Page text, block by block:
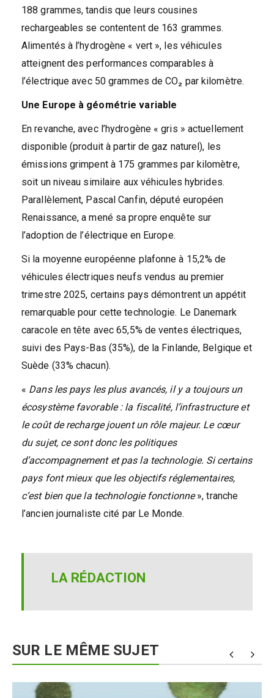
188 grammes, tandis que leurs cousines
rechargeables se contentent de 163 grammes.
Alimentés à l’hydrogène « vert », les véhicules
atteignent des performances comparables à
l’électrique avec 50 grammes de CO₂ par kilomètre.
Une Europe à géométrie variable
En revanche, avec l’hydrogène « gris » actuellement
disponible (produit à partir de gaz naturel), les
émissions grimpent à 175 grammes par kilomètre,
soit un niveau similaire aux véhicules hybrides.
Parallèlement, Pascal Canfin, député européen
Renaissance, a mené sa propre enquête sur
l’adoption de l’électrique en Europe.
Si la moyenne européenne plafonne à 15,2% de
véhicules électriques neufs vendus au premier
trimestre 2025, certains pays démontrent un appétit
remarquable pour cette technologie. Le Danemark
caracole en tête avec 65,5% de ventes électriques,
suivi des Pays-Bas (35%), de la Finlande, Belgique et
Suède (33% chacun).
« Dans les pays les plus avancés, il y a toujours un
écosystème favorable : la fiscalité, l’infrastructure et
le coût de recharge jouent un rôle majeur. Le cœur
du sujet, ce sont donc les politiques
d’accompagnement et pas la technologie. Si certains
pays font mieux que les objectifs réglementaires,
c’est bien que la technologie fonctionne», tranche
l’ancien journaliste cité par Le Monde.
LA RÉDACTION
SUR LE MÊME SUJET